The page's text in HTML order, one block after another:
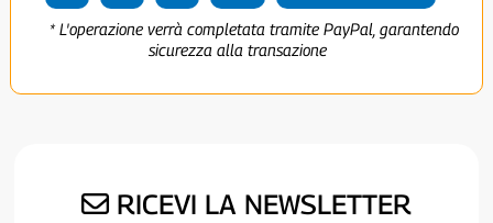
* L'operazione verrà completata tramite PayPal, garantendo
sicurezza alla transazione
RICEVI LA NEWSLETTER